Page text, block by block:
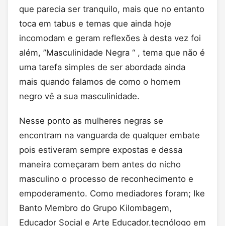
que parecia ser tranquilo, mais que no entanto
toca em tabus e temas que ainda hoje
incomodam e geram reflexões à desta vez foi
além, ”Masculinidade Negra “ , tema que não é
uma tarefa simples de ser abordada ainda
mais quando falamos de como o homem
negro vê a sua masculinidade.
Nesse ponto as mulheres negras se
encontram na vanguarda de qualquer embate
pois estiveram sempre expostas e dessa
maneira começaram bem antes do nicho
masculino o processo de reconhecimento e
empoderamento. Como mediadores foram; Ike
Banto Membro do Grupo Kilombagem,
Educador Social e Arte Educador,tecnólogo em